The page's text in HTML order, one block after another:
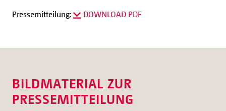
Pressemitteilung: DOWNLOAD PDF
BILDMATERIAL ZUR
PRESSEMITTEILUNG